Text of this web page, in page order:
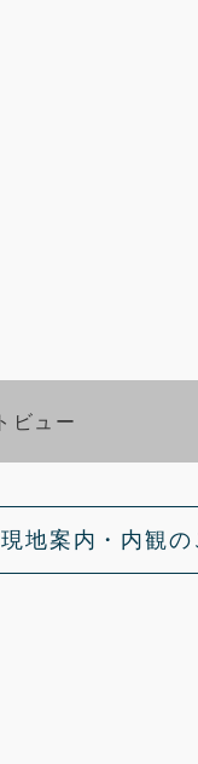
ビュー
地案内・内観